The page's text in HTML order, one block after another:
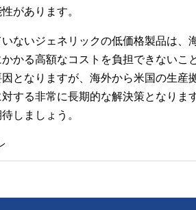
があります。
ないジェネリックの低価格製品は
かる高額なコストを負担できない
となりますが、海外から米国の生
する非常に長期的な解決策となり
しましょう。